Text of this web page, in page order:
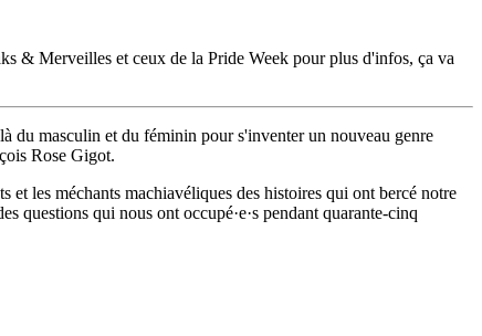
& Merveilles et ceux de la Pride Week pour plus d'infos, ça va
du masculin et du féminin pour s'inventer un nouveau genre
Rose Gigot.
et les méchants machiavéliques des histoires qui ont bercé notre
questions qui nous ont occupé·e·s pendant quarante-cinq